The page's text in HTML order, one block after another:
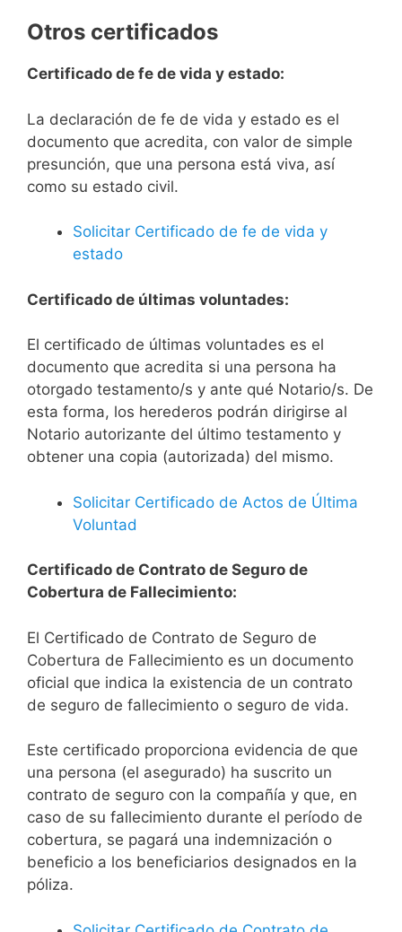
Otros certificados
Certificado de fe de vida y estado:
La declaración de fe de vida y estado es el
documento que acredita, con valor de simple
presunción, que una persona está viva, así
como su estado civil.
Solicitar Certificado de fe de vida y
estado
Certificado de últimas voluntades:
El certificado de últimas voluntades es el
documento que acredita si una persona ha
otorgado testamento/s y ante qué Notario/s. De
esta forma, los herederos podrán dirigirse al
Notario autorizante del último testamento y
obtener una copia (autorizada) del mismo.
Solicitar Certificado de Actos de Última
Voluntad
Certificado de Contrato de Seguro de
Cobertura de Fallecimiento:
El Certificado de Contrato de Seguro de
Cobertura de Fallecimiento es un documento
oficial que indica la existencia de un contrato
de seguro de fallecimiento o seguro de vida.
Este certificado proporciona evidencia de que
una persona (el asegurado) ha suscrito un
contrato de seguro con la compañía y que, en
caso de su fallecimiento durante el período de
cobertura, se pagará una indemnización o
beneficio a los beneficiarios designados en la
póliza.